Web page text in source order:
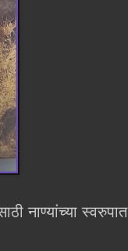
नाण्यांच्या स्वरुपात